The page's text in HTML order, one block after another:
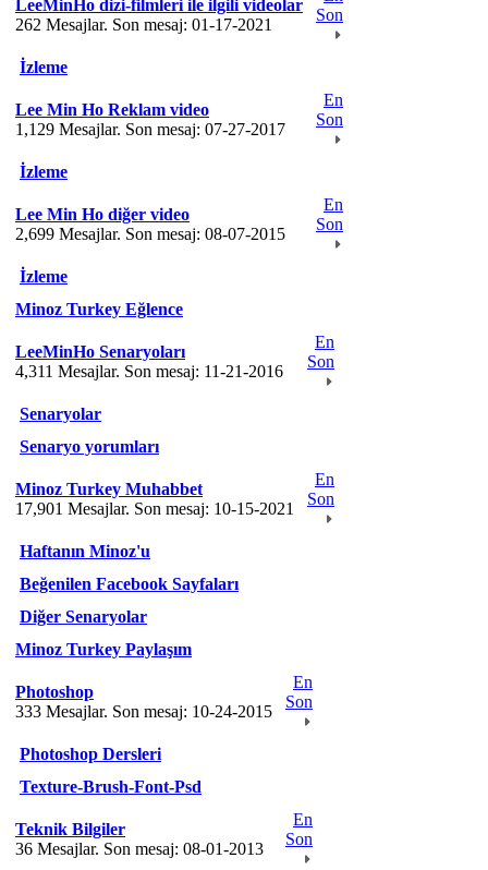
LeeMinHo dizi-filmleri ile ilgili videolar
262 Mesajlar. Son mesaj: 01-17-2021
Son
İzleme
Lee Min Ho Reklam video
1,129 Mesajlar. Son mesaj: 07-27-2017
En
Son
İzleme
Lee Min Ho diğer video
2,699 Mesajlar. Son mesaj: 08-07-2015
En
Son
İzleme
Minoz Turkey Eğlence
LeeMinHo Senaryoları
4,311 Mesajlar. Son mesaj: 11-21-2016
En
Son
Senaryolar
Senaryo yorumları
Minoz Turkey Muhabbet
17,901 Mesajlar. Son mesaj: 10-15-2021
En
Son
Haftanın Minoz'u
Beğenilen Facebook Sayfaları
Diğer Senaryolar
Minoz Turkey Paylaşım
Photoshop
333 Mesajlar. Son mesaj: 10-24-2015
En
Son
Photoshop Dersleri
Texture-Brush-Font-Psd
Teknik Bilgiler
36 Mesajlar. Son mesaj: 08-01-2013
En
Son